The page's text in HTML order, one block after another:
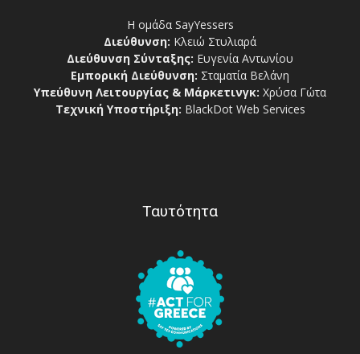
Η ομάδα SayYessers
Διεύθυνση: Κλειώ Στυλιαρά
Διεύθυνση Σύνταξης: Ευγενία Αντωνίου
Εμπορική Διεύθυνση: Σταματία Βελάνη
Υπεύθυνη Λειτουργίας & Μάρκετινγκ: Χρύσα Γώτα
Τεχνική Υποστήριξη: BlackDot Web Services
Ταυτότητα